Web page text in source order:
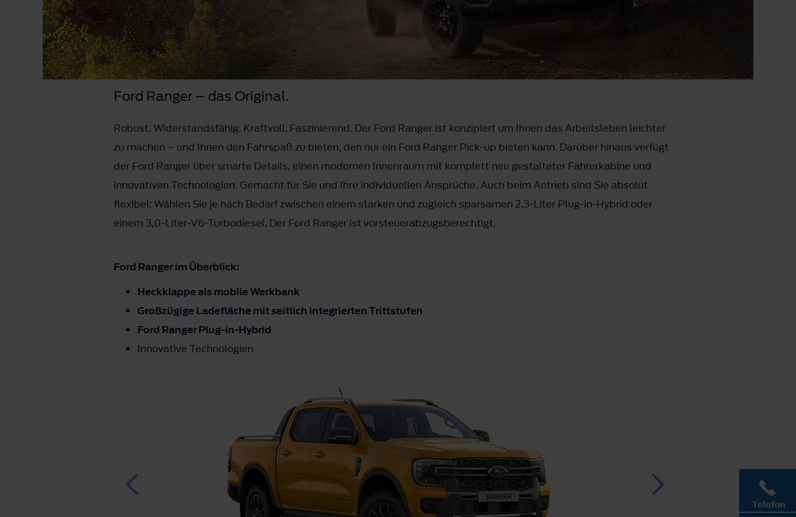
Ford Ranger – das Original.
Robust. Widerstandsfähig. Kraftvoll. Faszinierend. Der Ford Ranger ist konzipiert um Ihnen das Arbeitsleben leichter
zu machen – und Ihnen den Fahrspaß zu bieten, den nur ein Ford Ranger Pick-up bieten kann. Darüber hinaus verfügt
der Ford Ranger über smarte Details, einen modernen Innenraum mit komplett neu gestalteter Fahrerkabine und
innovativen Technologien. Gemacht für Sie und Ihre individuellen Ansprüche. Auch beim Antrieb sind Sie absolut
flexibel: Wählen Sie je nach Bedarf zwischen einem starken und zugleich sparsamen 2,3-Liter Plug-in-Hybrid oder
einem 3,0-Liter-V6-Turbodiesel. Der Ford Ranger ist vorsteuerabzugsberechtigt.
Ford Ranger im Überblick:
Heckklappe als mobile Werkbank
Großzügige Ladefläche mit seitlich integrierten Trittstufen
Ford Ranger Plug-in-Hybrid
Innovative Technologien
Telefon